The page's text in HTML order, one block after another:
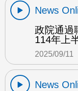
News
政院通過
114年上
2025/09/11
News